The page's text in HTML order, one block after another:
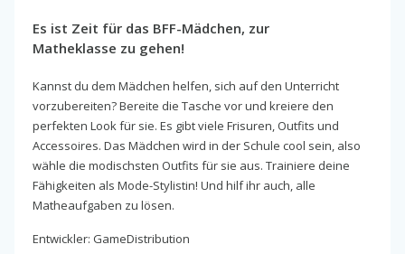
Es ist Zeit für das BFF-Mädchen, zur
Matheklasse zu gehen!
Kannst du dem Mädchen helfen, sich auf den Unterricht
vorzubereiten? Bereite die Tasche vor und kreiere den
perfekten Look für sie. Es gibt viele Frisuren, Outfits und
Accessoires. Das Mädchen wird in der Schule cool sein, also
wähle die modischsten Outfits für sie aus. Trainiere deine
Fähigkeiten als Mode-Stylistin! Und hilf ihr auch, alle
Matheaufgaben zu lösen.
Entwickler: GameDistribution